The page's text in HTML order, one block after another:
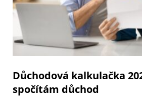
Důchodová kalkulačka
spočítám důchod